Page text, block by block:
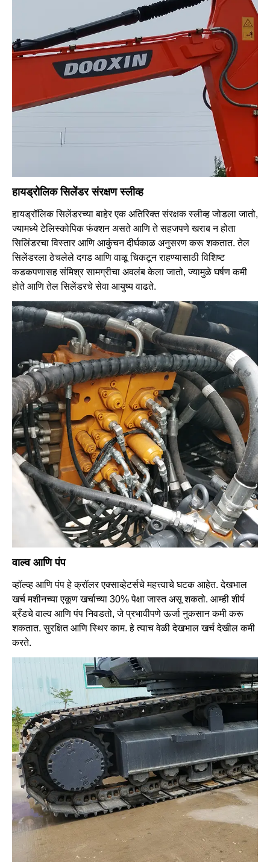
हायड्रोलिक सिलेंडर संरक्षण स्लीव्ह
हायड्रॉलिक सिलेंडरच्या बाहेर एक अतिरिक्त संरक्षक स्लीव्ह जोडला जातो,
ज्यामध्ये टेलिस्कोपिक फंक्शन असते आणि ते सहजपणे खराब न होता
सिलिंडरचा विस्तार आणि आकुंचन दीर्घकाळ अनुसरण करू शकतात. तेल
सिलेंडरला ठेचलेले दगड आणि वाळू चिकटून राहण्यासाठी विशिष्ट
कडकपणासह संमिश्र सामग्रीचा अवलंब केला जातो, ज्यामुळे घर्षण कमी
होते आणि तेल सिलेंडरचे सेवा आयुष्य वाढते.
वाल्व आणि पंप
व्हॉल्व्ह आणि पंप हे क्रॉलर एक्साव्हेटर्सचे महत्त्वाचे घटक आहेत. देखभाल
खर्च मशीनच्या एकूण खर्चाच्या 30% पेक्षा जास्त असू शकतो. आम्ही शीर्ष
ब्रँडचे वाल्व आणि पंप निवडतो, जे प्रभावीपणे ऊर्जा नुकसान कमी करू
शकतात. सुरक्षित आणि स्थिर काम. हे त्याच वेळी देखभाल खर्च देखील कमी
करते.